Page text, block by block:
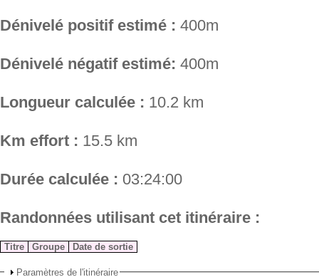
Dénivelé positif estimé : 400m
Dénivelé négatif estimé: 400m
Longueur calculée : 10.2 km
Km effort : 15.5 km
Durée calculée : 03:24:00
Randonnées utilisant cet itinéraire :
Titre Groupe Date de sortie
Paramètres de l'itinéraire